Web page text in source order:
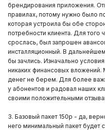
брендирования приложения.
правилах, потому нужно было
которая устроила бы обе
потребности клиента. Для того
срослась, был запрошен
инсталляционный. В
бы зачлись. Изначально
никаких финансовых
денег не берем. Для более
у абонентов и радовал наших
своими положительными
3. Базовый пакет 150р - да,
него минимальный пакет будет